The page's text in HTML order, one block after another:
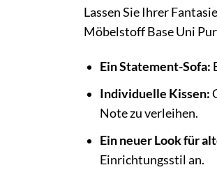
Lassen Sie Ihrer
Möbelstoff Base Uni
Ein Statement-Sofa:
Individuelle Kissen:
Note zu verleihen.
Ein neuer Look für
Einrichtungsstil an.